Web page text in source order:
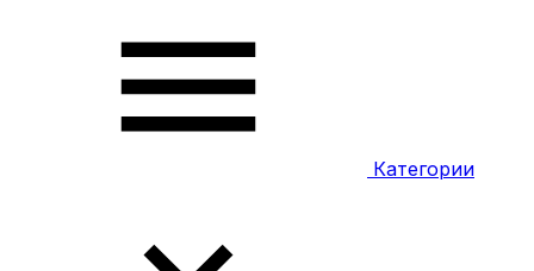
Категории